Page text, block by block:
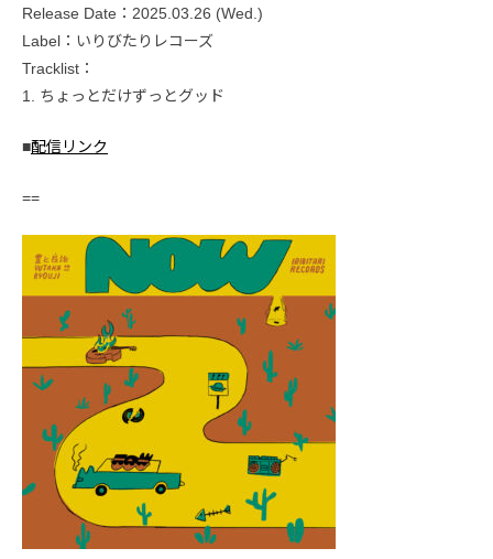
Release Date：2025.03.26 (Wed.)
Label：いりびたりレコーズ
Tracklist：
1. ちょっとだけずっとグッド
■配信リンク
==